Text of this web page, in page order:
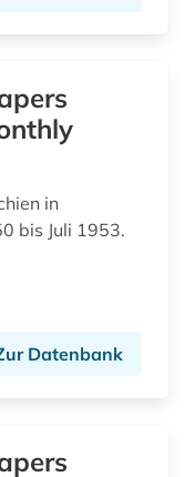
in
bis Juli 1953.
Datenbank